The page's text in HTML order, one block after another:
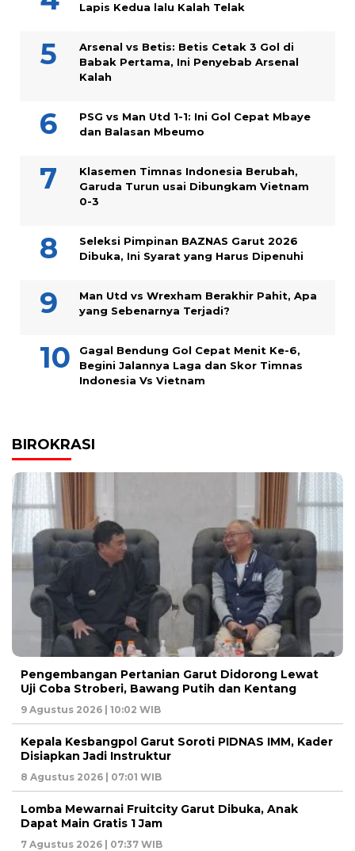
Lapis Kedua lalu Kalah Telak
Arsenal vs Betis: Betis Cetak 3 Gol di
Babak Pertama, Ini Penyebab Arsenal
Kalah
PSG vs Man Utd 1-1: Ini Gol Cepat Mbaye
dan Balasan Mbeumo
Klasemen Timnas Indonesia Berubah,
Garuda Turun usai Dibungkam Vietnam
0-3
Seleksi Pimpinan BAZNAS Garut 2026
Dibuka, Ini Syarat yang Harus Dipenuhi
Man Utd vs Wrexham Berakhir Pahit, Apa
yang Sebenarnya Terjadi?
Gagal Bendung Gol Cepat Menit Ke-6,
Begini Jalannya Laga dan Skor Timnas
Indonesia Vs Vietnam
BIROKRASI
Pengembangan Pertanian Garut Didorong Lewat
Uji Coba Stroberi, Bawang Putih dan Kentang
9 Agustus 2026 | 10:02 WIB
Kepala Kesbangpol Garut Soroti PIDNAS IMM, Kader
Disiapkan Jadi Instruktur
8 Agustus 2026 | 07:01 WIB
Lomba Mewarnai Fruitcity Garut Dibuka, Anak
Dapat Main Gratis 1 Jam
7 Agustus 2026 | 07:37 WIB